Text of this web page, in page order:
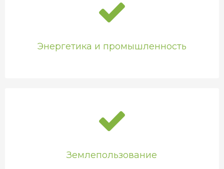
Энергетика и промышленность
Землепользование